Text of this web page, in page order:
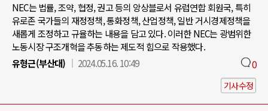
NEC는 법률, 조약, 협정, 권고 등의 앙상블로서 유럽연합 회원국, 특히
유로존 국가들의 재정정책, 통화정책, 산업정책, 일반 거시경제정책을
새롭게 조정하고 규율하는 내용을 담고 있다. 이러한 NEC는 광범위한
노동시장 구조개혁을 추동하는 제도적 힘으로 작용했다.
유형근(부산대)
2024.05.16. 10:49 0
기사수정